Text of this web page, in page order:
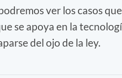
ver los casos
se apoya en la
del ojo de la ley.